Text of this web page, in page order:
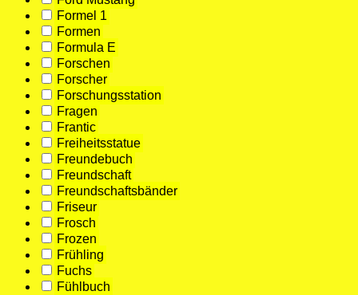
Formel 1
Formen
Formula E
Forschen
Forscher
Forschungsstation
Fragen
Frantic
Freiheitsstatue
Freundebuch
Freundschaft
Freundschaftsbänder
Friseur
Frosch
Frozen
Frühling
Fuchs
Fühlbuch